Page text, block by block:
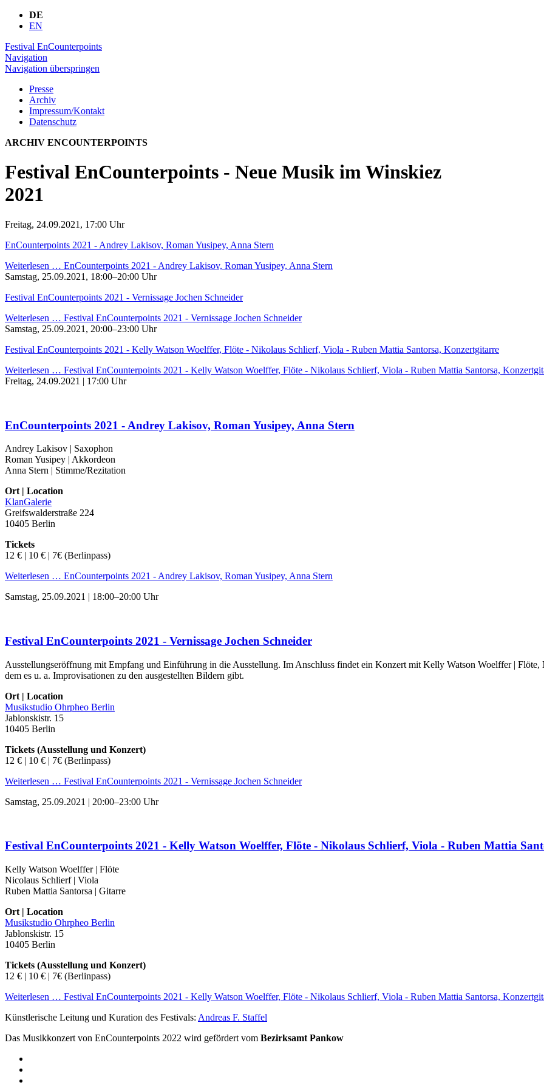
DE
EN
Festival EnCounterpoints
Navigation
Navigation überspringen
Presse
Archiv
Impressum/Kontakt
Datenschutz
ARCHIV ENCOUNTERPOINTS
Festival EnCounterpoints - Neue Musik im Winskiez
2021
Freitag, 24.09.2021, 17:00 Uhr
EnCounterpoints 2021 - Andrey Lakisov, Roman Yusipey, Anna Stern
Weiterlesen … EnCounterpoints 2021 - Andrey Lakisov, Roman Yusipey, Anna Stern
Samstag, 25.09.2021, 18:00–20:00 Uhr
Festival EnCounterpoints 2021 - Vernissage Jochen Schneider
Weiterlesen … Festival EnCounterpoints 2021 - Vernissage Jochen Schneider
Samstag, 25.09.2021, 20:00–23:00 Uhr
Festival EnCounterpoints 2021 - Kelly Watson Woelffer, Flöte - Nikolaus Schlierf, Viola - Ruben Mattia Santorsa, Konzertgitarre
Weiterlesen … Festival EnCounterpoints 2021 - Kelly Watson Woelffer, Flöte - Nikolaus Schlierf, Viola - Ruben Mattia Santorsa,
Freitag, 24.09.2021 | 17:00 Uhr
EnCounterpoints 2021 - Andrey Lakisov, Roman Yusipey, Anna Stern
Andrey Lakisov | Saxophon
Roman Yusipey | Akkordeon
Anna Stern | Stimme/Rezitation
Ort | Location
KlanGalerie
Greifswalderstraße 224
10405 Berlin
Tickets
12 € | 10 € | 7€ (Berlinpass)
Weiterlesen … EnCounterpoints 2021 - Andrey Lakisov, Roman Yusipey, Anna Stern
Samstag, 25.09.2021 | 18:00–20:00 Uhr
Festival EnCounterpoints 2021 - Vernissage Jochen Schneider
Ausstellungseröffnung mit Empfang und Einführung in die Ausstellung. Im Anschluss findet ein Konzert mit Kelly Watson Woelffer |
dem es u. a. Improvisationen zu den ausgestellten Bildern gibt.
Ort | Location
Musikstudio Ohrpheo Berlin
Jablonskistr. 15
10405 Berlin
Tickets (Ausstellung und Konzert)
12 € | 10 € | 7€ (Berlinpass)
Weiterlesen … Festival EnCounterpoints 2021 - Vernissage Jochen Schneider
Samstag, 25.09.2021 | 20:00–23:00 Uhr
Festival EnCounterpoints 2021 - Kelly Watson Woelffer, Flöte - Nikolaus Schlierf, Viola - Ruben Mattia
Kelly Watson Woelffer | Flöte
Nicolaus Schlierf | Viola
Ruben Mattia Santorsa | Gitarre
Ort | Location
Musikstudio Ohrpheo Berlin
Jablonskistr. 15
10405 Berlin
Tickets (Ausstellung und Konzert)
12 € | 10 € | 7€ (Berlinpass)
Weiterlesen … Festival EnCounterpoints 2021 - Kelly Watson Woelffer, Flöte - Nikolaus Schlierf, Viola - Ruben Mattia Santorsa,
Künstlerische Leitung und Kuration des Festivals: Andreas F. Staffel
Das Musikkonzert von EnCounterpoints 2022 wird gefördert vom Bezirksamt Pankow